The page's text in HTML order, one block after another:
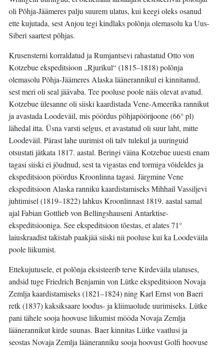
oli Põhja-Jäämeres palju suurem ulatus, kui keegi oleks osanud
ette kujutada, sest Anjou tegi kindlaks polõnja olemasolu ka Uus-
Siberi saartest põhjas.
Krusensterni korraldatud ja Rumjantsevi rahastatud Otto von
Kotzebue ekspeditsioon „Rjurikul“ (1815–1818) polõnja
olemasolu Põhja-Jäämeres Alaska läänerannikul ei kinnitanud,
sest meri oli seal jäävaba. Tee pooluse poole näis olevat avatud.
Kotzebue ülesanne oli siiski kaardistada Vene-Ameerika rannikut
ja avastada Loodeväil, mis pöördus põhjapöörijoone (66° pl)
lähedal itta. Üsna varsti selgus, et avastatud oli suur laht, mitte
Loodeväil. Pärast lahe uurimist oli talv tulekul ja uuringuid
otsustati jätkata 1817. aastal. Beringi väina Kotzebue uuesti enam
tagasi siiski ei jõudnud, sest ta vigastas end tormiga võideldes ja
ekspeditsioon pöördus Kroonlinna tagasi. Järgmine Vene
ekspeditsioon Alaska ranniku kaardistamiseks Mihhail Vassiljevi
juhtimisel (1819–1822) lahkus Kroonlinnast 1819. aastal samal
ajal Fabian Gottlieb von Bellingshauseni Antarktise-
ekspeditsiooniga. See ekspeditsioon tõestas, et alates 71°
laiuskraadist takistab paakjää siiski nii pooluse kui ka Loodeväila
poole liikumist.
Ettekujutusele, et polõnja eksisteerib terve Kirdeväila ulatuses,
andsid tuge Friedrich Benjamin von Lütke ekspeditsioon Novaja
Zemlja kaardistamiseks (1821–1824) ning Karl Ernst von Baeri
retk (1837) kaksiksaare loodus- ja kliimaolude uurimiseks. Lütke
pani tähele sooja hoovuse liikumist mööda Novaja Zemlja
läänerannikut kirde suunas. Baer kinnitas Lütke vaatlusi ja
seostas Novaja Zemlja lääneranniku sooja hoovust Golfi hoovuse